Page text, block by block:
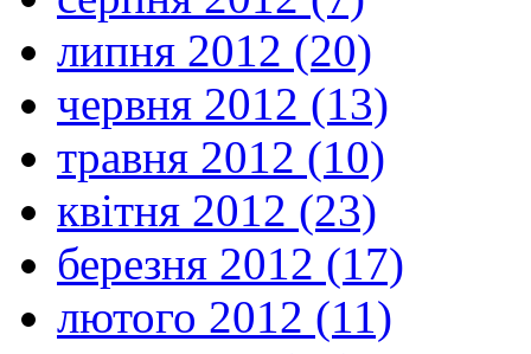
липня 2012 (20)
червня 2012 (13)
травня 2012 (10)
квітня 2012 (23)
березня 2012 (17)
лютого 2012 (11)